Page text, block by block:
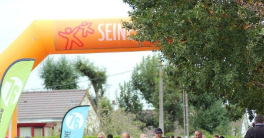
au
contenu
principal